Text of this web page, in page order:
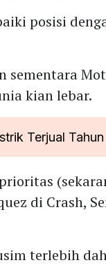
posisi
sementara
kian lebar.
Terjual Tahun
di Crash,
terlebih